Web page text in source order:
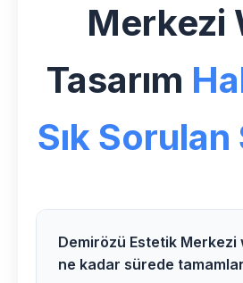
Merkezi
Tasarım
Sık
Demirözü Estetik Merkezi
ne kadar sürede